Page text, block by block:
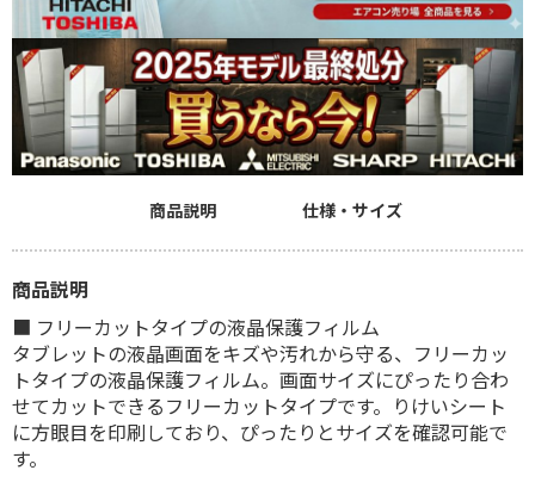
商品説明 仕様・サイズ
商品説明
■ フリーカットタイプの液晶保護フィルム
タブレットの液晶画面をキズや汚れから守る、フリーカッ
トタイプの液晶保護フィルム。画面サイズにぴったり合わ
せてカットできるフリーカットタイプです。りけいシート
に方眼目を印刷しており、ぴったりとサイズを確認可能で
す。